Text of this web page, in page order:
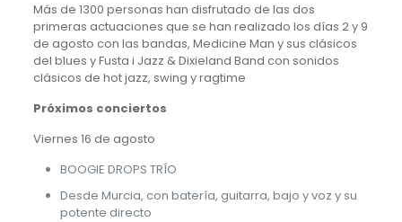
Más de 1300 personas han disfrutado de las dos
primeras actuaciones que se han realizado los días 2 y 9
de agosto con las bandas, Medicine Man y sus clásicos
del blues y Fusta i Jazz & Dixieland Band con sonidos
clásicos de hot jazz, swing y ragtime
Próximos conciertos
Viernes 16 de agosto
BOOGIE DROPS TRÍO
Desde Murcia, con batería, guitarra, bajo y voz y su
potente directo